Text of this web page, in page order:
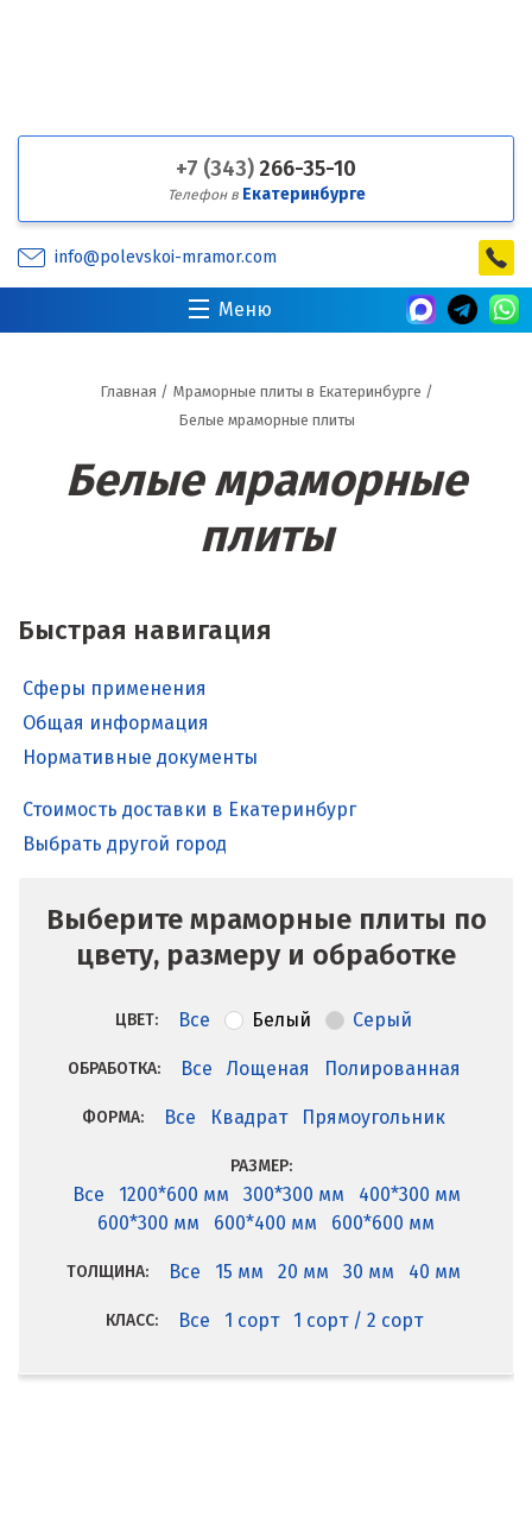
+7 (343) 266-35-10
Телефон в Екатеринбурге
info@polevskoi-mramor.com
Меню
Главная / Мраморные плиты в Екатеринбурге /
Белые мраморные плиты
Белые мраморные
плиты
Быстрая навигация
Сферы применения
Общая информация
Нормативные документы
Выбрать другой город
Выберите мраморные плиты по
цвету, размеру и обработке
ЦВЕТ: Все Белый Серый
ОБРАБОТКА: Все Лощеная Полированная
ФОРМА: Все Квадрат Прямоугольник
РАЗМЕР:
Все 1200*600 мм 300*300 мм
400*300 мм
600*300 мм
600*400 мм 600*600 мм
ТОЛЩИНА: Все 15 мм 20 мм 30 мм 40 мм
КЛАСС: Все 1 сорт 1 сорт / 2 сорт